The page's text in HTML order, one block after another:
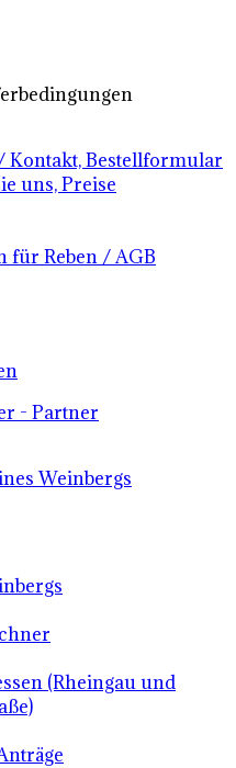
Bestellformular
uns, Preise
für Reben / AGB
- Partner
Weinbergs
(Rheingau und